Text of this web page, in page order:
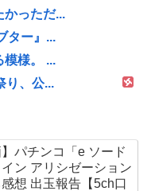
かっただ...
ター』...
模様。 ...
り、公...
】パチンコ「e ソード
ン アリシゼーション
想 出玉報告【5ch口